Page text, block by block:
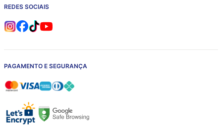
REDES SOCIAIS
PAGAMENTO E SEGURANÇA